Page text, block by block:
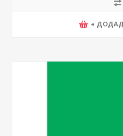
+